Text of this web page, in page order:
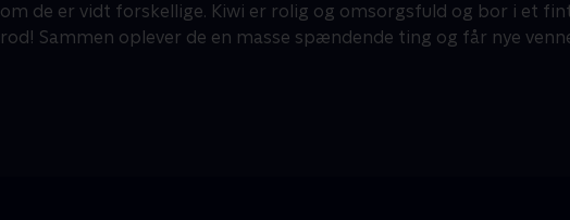
om de er vidt forskellige. Kiwi er rolig og omsorgsfuld og bor i et
rod! Sammen oplever de en masse spændende ting og får nye